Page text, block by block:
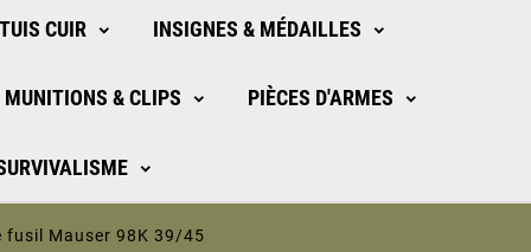
CUIR INSIGNES & MÉDAILLES
MUNITIONS & CLIPS PIÈCES D'ARMES
fusil Mauser 98K 39/45